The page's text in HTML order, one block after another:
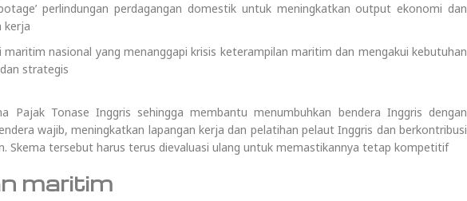
perlindungan perdagangan domestik untuk meningkatkan output ekonomi dan
kerja
nasional yang menanggapi krisis keterampilan maritim dan mengakui kebutuhan
strategis
Pajak Tonase Inggris sehingga membantu menumbuhkan bendera Inggris dengan
wajib, meningkatkan lapangan kerja dan pelatihan pelaut Inggris dan berkontribusi
Skema tersebut harus terus dievaluasi ulang untuk memastikannya tetap kompetitif
maritim